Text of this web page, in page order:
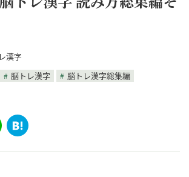
漢字
脳トレ漢字 脳トレ漢字総集編